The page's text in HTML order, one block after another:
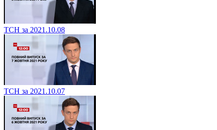
ТСН за 2021.10.08
ТСН за 2021.10.07